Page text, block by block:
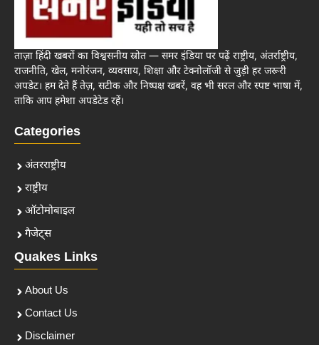
ताज़ा हिंदी खबरों का विश्वसनीय स्रोत — समर इंडिया पर पढ़ें राष्ट्रीय, अंतर्राष्ट्रीय,
राजनीति, खेल, मनोरंजन, व्यवसाय, शिक्षा और टेक्नोलॉजी से जुड़ी हर जरूरी
अपडेट। हम देते हैं तेज़, सटीक और निष्पक्ष खबरें, वह भी सरल और स्पष्ट भाषा में,
ताकि आप हमेशा अपडेटेड रहें।
Categories
अंतरराष्ट्रीय
राष्ट्रीय
ऑटोमोबाइल
गैजेट्स
Quakes Links
About Us
Contact Us
Disclaimer